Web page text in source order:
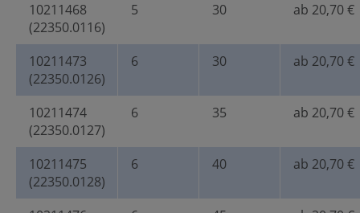
10211468
(22350.0116)
5 30 ab 20,70 €
10211473
(22350.0126)
6 30 ab 20,70 €
10211474
(22350.0127)
6 35 ab 20,70 €
10211475
(22350.0128)
6 40 ab 20,70 €